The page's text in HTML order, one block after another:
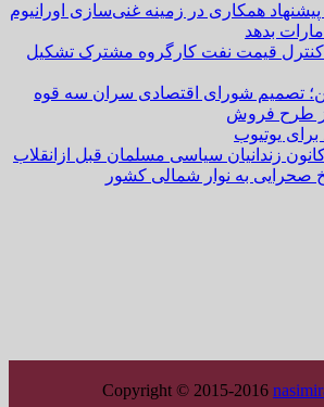
پیشنهاد همکاری در زمینه غنی‌سازی اورانیوم
بدهد
کنترل قیمت نفت کارگروه مشترک تشکیل
تصمیم شورای اقتصادی سران سه قوه
طرح فروش
برای یوتیوب
زندانیان سیاسی مسلمان قبل ازانقلاب
صحرایی به نوار شمالی کشور
Copyright © 2015-2016